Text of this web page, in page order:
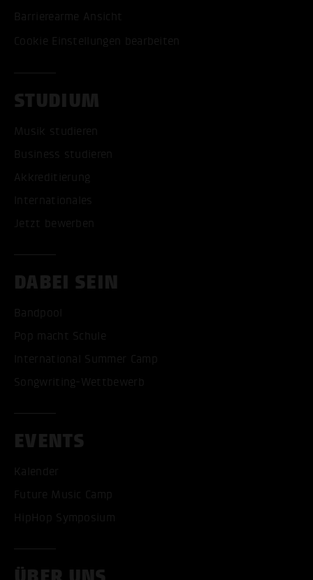
Barrierearme Ansicht
Cookie Einstellungen bearbeiten
STUDIUM
Musik studieren
Business studieren
Akkreditierung
Internationales
Jetzt bewerben
DABEI SEIN
Bandpool
Pop macht Schule
International Summer Camp
Songwriting-Wettbewerb
EVENTS
Kalender
Future Music Camp
HipHop Symposium